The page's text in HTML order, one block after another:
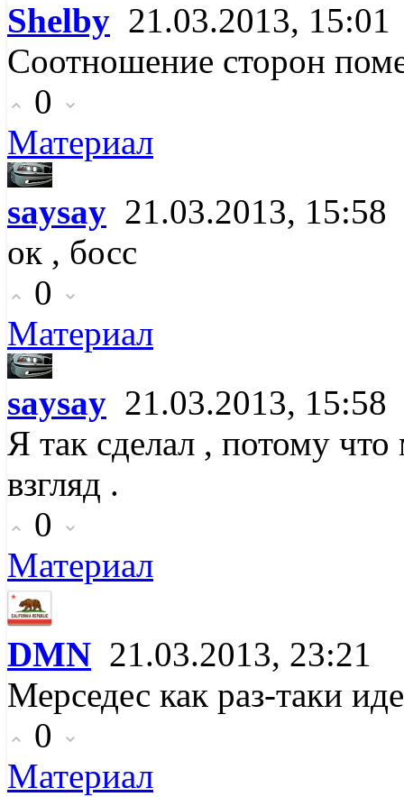
Shelby 21.03.2013, 15:01
Соотношение сторон
0
Материал
saysay 21.03.2013, 15:58
ок , босс
0
Материал
saysay 21.03.2013, 15:58
Я так сделал , потому
взгляд .
0
Материал
DMN 21.03.2013, 23:21
Мерседес как раз-таки
0
Материал